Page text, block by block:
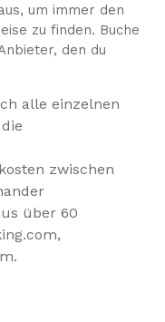
um immer den
zu finden. Buche
den du
alle einzelnen
zwischen
über 60